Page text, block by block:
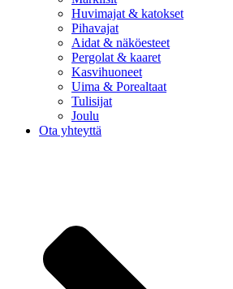
Huvimajat & katokset
Pihavajat
Aidat & näköesteet
Pergolat & kaaret
Kasvihuoneet
Uima & Porealtaat
Tulisijat
Joulu
Ota yhteyttä